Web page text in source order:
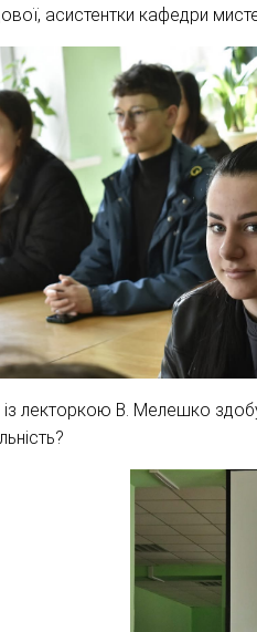
асистентки кафедри
лекторкою В. Мелешко